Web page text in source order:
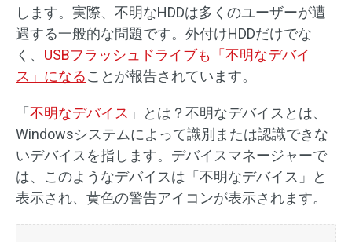
します。実際、不明なHDDは多くのユーザーが遭
遇する一般的な問題です。外付けHDDだけでな
く、 USBフラッシュドライブも「不明なデバイ
ス」になることが報告されています。
「 不明なデバイス 」とは？不明なデバイスとは、
Windowsシステムによって識別または認識できな
いデバイスを指します。デバイスマネージャーで
は、このようなデバイスは「不明なデバイス」と
表示され、黄色の警告アイコンが表示されます。